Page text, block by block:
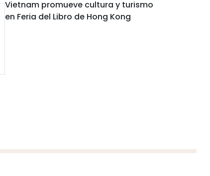
Vietnam promueve cultura y turismo
en Feria del Libro de Hong Kong